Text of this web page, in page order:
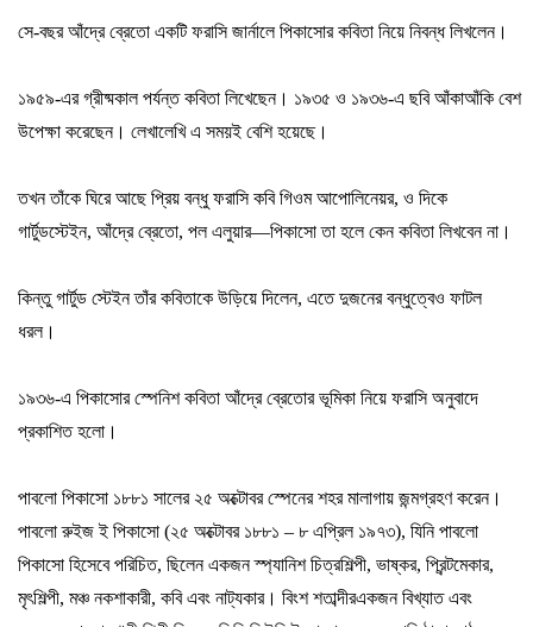
সে-বছর আঁদ্রে ব্রেতো একটি ফরাসি জার্নালে পিকাসোর কবিতা নিয়ে নিবন্ধ লিখলেন।
১৯৫৯-এর গ্রীষ্মকাল পর্যন্ত কবিতা লিখেছেন। ১৯৩৫ ও ১৯৩৬-এ ছবি আঁকাআঁকি বেশ
উপেক্ষা করেছেন। লেখালেখি এ সময়ই বেশি হয়েছে।
তখন তাঁকে ঘিরে আছে প্রিয় বন্ধু ফরাসি কবি গিওম আপোলিনেয়র, ও দিকে
গার্টুডস্টেইন, আঁদ্রে ব্রেতো, পল এলুয়ার—পিকাসো তা হলে কেন কবিতা লিখবেন না ।
কিন্তু গার্টুড স্টেইন তাঁর কবিতাকে উড়িয়ে দিলেন, এতে দুজনের বন্ধুত্বেও ফাটল
ধরল।
১৯৩৬-এ পিকাসোর স্পেনিশ কবিতা আঁদ্রে ব্রেতোর ভূমিকা নিয়ে ফরাসি অনুবাদে
প্রকাশিত হলো ।
পাবলো পিকাসো ১৮৮১ সালের ২৫ অক্টোবর স্পেনের শহর মালাগায় জন্মগ্রহণ করেন।
পাবলো রুইজ ই পিকাসো (২৫ অক্টোবর ১৮৮১ – ৮ এপ্রিল ১৯৭৩), যিনি পাবলো
পিকাসো হিসেবে পরিচিত, ছিলেন একজন স্প্যানিশ চিত্রশিল্পী, ভাষ্কর, প্রিন্টমেকার,
মৃৎশিল্পী, মঞ্চ নকশাকারী, কবি এবং নাট্যকার। বিংশ শতাব্দীরএকজন বিখ্যাত এবং